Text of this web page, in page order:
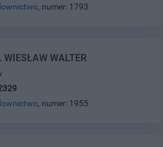
, numer: 1793
WIESŁAW WALTER
, numer: 1955